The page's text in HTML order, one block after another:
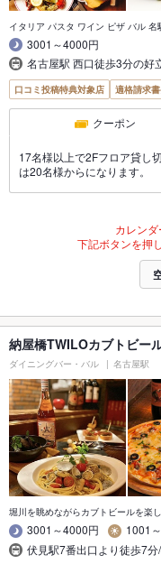
イタリア パスタ ワイン ピザ バル 名
3001～4000円
名古屋駅 西口徒歩3分の好
口コミ投稿特典対象店 適格請求
クーポン
17名様以上で2Fフロア貸し
は20名様からになります。
カレンダ
下記ボタンを押
納屋橋TWILOカブトビー
ダイニングバー・バル 名古屋駅
堀川を眺めながらカブトビールを楽
3001～4000円
1001
伏見駅7番出口より徒歩7